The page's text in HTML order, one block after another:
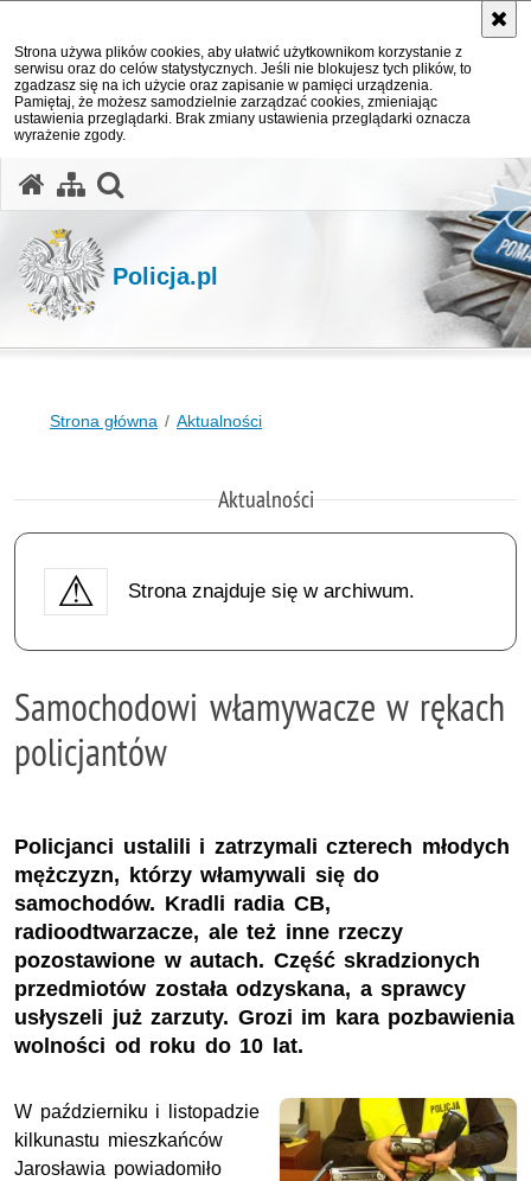
Strona używa plików cookies, aby ułatwić użytkownikom korzystanie z
serwisu oraz do celów statystycznych. Jeśli nie blokujesz tych plików, to
zgadzasz się na ich użycie oraz zapisanie w pamięci urządzenia.
Pamiętaj, że możesz samodzielnie zarządzać cookies, zmieniając
ustawienia przeglądarki. Brak zmiany ustawienia przeglądarki oznacza
wyrażenie zgody.
Policja.pl
Strona główna Aktualności
Aktualności
Strona znajduje się w archiwum.
Samochodowi włamywacze w rękach
policjantów
Policjanci ustalili i zatrzymali czterech młodych
mężczyzn, którzy włamywali się do
samochodów. Kradli radia CB,
radioodtwarzacze, ale też inne rzeczy
pozostawione w autach. Część skradzionych
przedmiotów została odzyskana, a sprawcy
usłyszeli już zarzuty. Grozi im kara pozbawienia
wolności od roku do 10 lat.
W październiku i listopadzie
kilkunastu mieszkańców
Jarosławia powiadomiło